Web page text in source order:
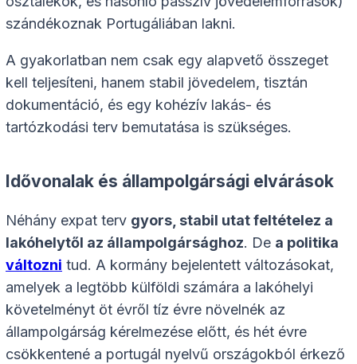
szándékoznak Portugáliában lakni.
A gyakorlatban nem csak egy alapvető összeget
kell teljesíteni, hanem stabil jövedelem, tisztán
dokumentáció, és egy kohézív lakás- és
tartózkodási terv bemutatása is szükséges.
Idővonalak és állampolgársági elvárások
Néhány expat terv gyors, stabil utat feltételez a
lakóhelytől az állampolgársághoz. De a politika
változni tud. A kormány bejelentett változásokat,
amelyek a legtöbb külföldi számára a lakóhelyi
követelményt öt évről tíz évre növelnék az
állampolgárság kérelmezése előtt, és hét évre
csökkentené a portugál nyelvű országokból érkező